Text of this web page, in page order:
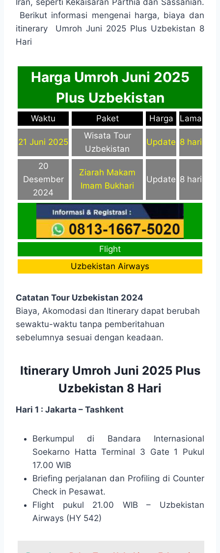
Berikut informasi mengenai harga, biaya dan
itinerary Umroh Juni 2025 Plus Uzbekistan 8
Hari
Harga Umroh Juni 2025
Plus Uzbekistan
Waktu Paket Harga Lama
21 Juni 2025
Wisata Tour
Uzbekistan
Update 8 hari
20
Desember
2024
Ziarah Makam
Imam Bukhari
Update 8 hari
Flight
Uzbekistan Airways
Catatan Tour Uzbekistan 2024
Biaya, Akomodasi dan Itinerary dapat berubah
sewaktu-waktu tanpa pemberitahuan
sebelumnya sesuai dengan keadaan.
Itinerary Umroh Juni 2025 Plus
Uzbekistan 8 Hari
Hari 1 : Jakarta – Tashkent
Berkumpul di Bandara Internasional
Soekarno Hatta Terminal 3 Gate 1 Pukul
17.00 WIB
Briefing perjalanan dan Profiling di Counter
Check in Pesawat.
Flight pukul 21.00 WIB – Uzbekistan
Airways (HY 542)